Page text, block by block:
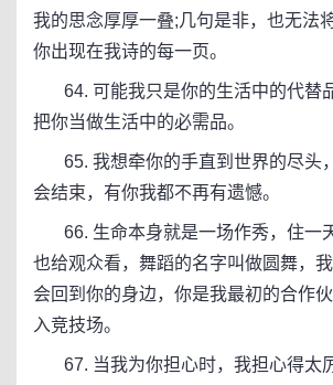
我的思念厚厚一叠;几句是非，也无法
你出现在我诗的每一页。
64. 可能我只是你的生活中的代替
把你当做生活中的必需品。
65. 我想牵你的手直到世界的尽头
会结束，有你我都不再有遗憾。
66. 生命本身就是一场作秀，住一天
也给观众看，舞蹈的名字叫做圆舞，
会回到你的身边，你是我最初的合作
入竞技场。
67. 当我为你担心时，我担心得太